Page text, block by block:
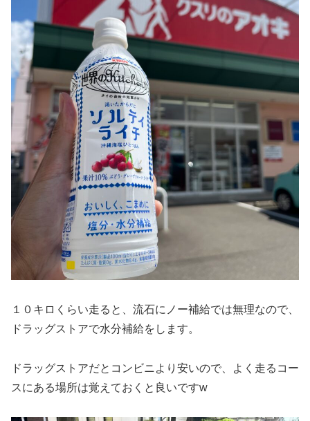
１０キロくらい走ると、流石にノー補給では無理なので、
ドラッグストアで水分補給をします。
ドラッグストアだとコンビニより安いので、よく走るコー
スにある場所は覚えておくと良いですw